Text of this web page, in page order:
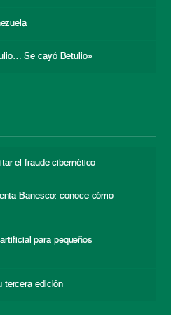
Se cayó Betulio»
el fraude cibernético
Banesco: conoce cómo
para pequeños
tercera edición